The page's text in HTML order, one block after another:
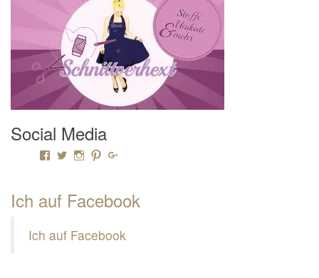
Social Media
Profil von Mamili1910 auf Facebook anzeigen
Profil von Mamili1910 auf Twitter anzeigen
Profil von Mamili1910 auf Instagram anzeigen
Profil von Mamili1910 auf Pinterest anzeigen
Ich auf Facebook
Ich auf Facebook